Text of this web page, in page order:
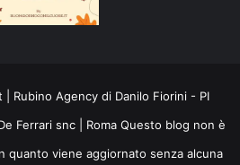
Rubino Agency di Danilo Fiorini - PI
Ferrari snc | Roma Questo blog non è
quanto viene aggiornato senza alcuna